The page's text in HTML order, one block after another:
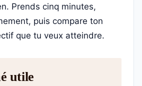
Prends cinq minutes,
puis compare ton
que tu veux atteindre.
utile